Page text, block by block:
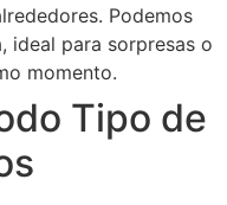
Podemos
ideal para sorpresas o
momento.
Tipo de